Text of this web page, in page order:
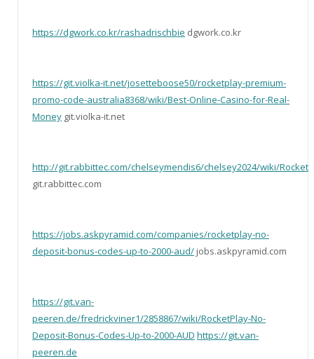
https://dgwork.co.kr/rashadrischbie dgwork.co.kr
https://git.violka-it.net/josetteboose50/rocketplay-premium-
promo-code-australia8368/wiki/Best-Online-Casino-for-Real-
Money git.violka-it.net
http://git.rabbittec.com/chelseymendis6/chelsey2024/wiki/
git.rabbittec.com
https://jobs.askpyramid.com/companies/rocketplay-no-
deposit-bonus-codes-up-to-2000-aud/ jobs.askpyramid.com
https://git.van-
peeren.de/fredrickviner1/2858867/wiki/RocketPlay-No-
Deposit-Bonus-Codes-Up-to-2000-AUD https://git.van-
peeren.de